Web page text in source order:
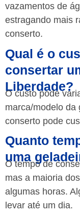
vazamentos de
estragando mais
conserto.
Qual é o
consertar
Liberdade?
O custo pode
marca/modelo da
conserto pode
Quanto
uma
O tempo de
mas a maioria
algumas horas.
levar até um dia.